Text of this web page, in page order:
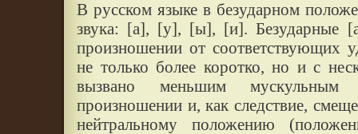
В русском языке в безударном
звука: [а], [у], [ы], [и]. Безударные
произношении от соответствующих
не только более коротко, но и с
вызвано меньшим
произношении и, как следствие,
нейтральному положению